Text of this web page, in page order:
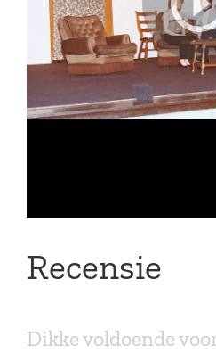
Recensie
Dikke voldoende